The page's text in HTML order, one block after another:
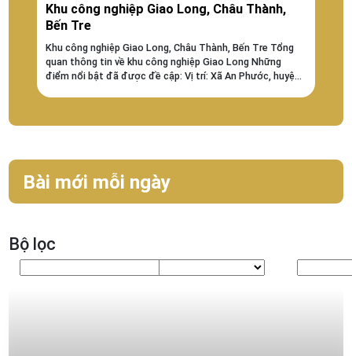
Khu công nghiệp Giao Long, Châu Thành,
Bến Tre
Khu công nghiệp Giao Long, Châu Thành, Bến Tre Tổng
quan thông tin về khu công nghiệp Giao Long Những
điểm nổi bật đã được đề cập: Vị trí: Xã An Phước, huyện
Bài mới mỗi ngày
Bộ lọc